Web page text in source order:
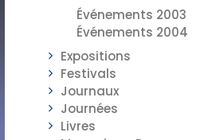
Événements 2003
Événements 2004
Expositions
Festivals
Journaux
Journées
Livres